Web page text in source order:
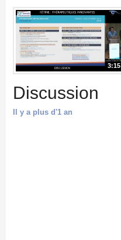
3:15
Discussion
Il y a plus d'1 an